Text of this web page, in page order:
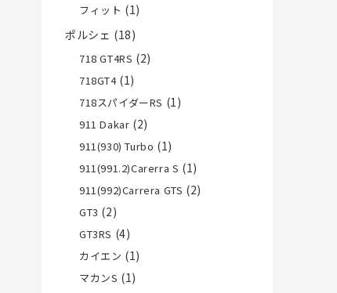
フィット (1)
ポルシェ (18)
718 GT4RS (2)
718GT4(1)
718スパイダーRS (1)
911 Dakar (2)
911(930) Turbo (1)
911(991.2)Carerra S (1)
911(992)Carrera GTS (2)
GT3 (2)
GT3RS (4)
カイエン (1)
マカンS (1)